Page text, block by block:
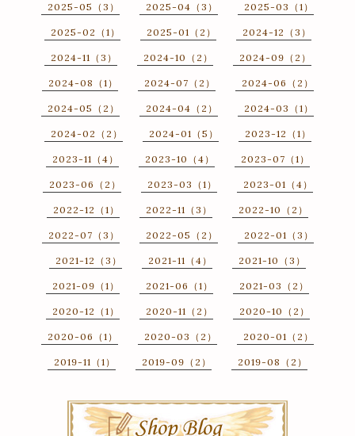
2025-05（3） 2025-04（3） 2025-03（1）
2025-02（1） 2025-01（2） 2024-12（3）
2024-11（3） 2024-10（2） 2024-09（2）
2024-08（1） 2024-07（2） 2024-06（2）
2024-05（2） 2024-04（2） 2024-03（1）
2024-02（2） 2024-01（5） 2023-12（1）
2023-11（4） 2023-10（4） 2023-07（1）
2023-06（2） 2023-03（1） 2023-01（4）
2022-12（1） 2022-11（3） 2022-10（2）
2022-07（3） 2022-05（2） 2022-01（3）
2021-12（3） 2021-11（4） 2021-10（3）
2021-09（1） 2021-06（1） 2021-03（2）
2020-12（1） 2020-11（2） 2020-10（2）
2020-06（1） 2020-03（2） 2020-01（2）
2019-11（1） 2019-09（2） 2019-08（2）